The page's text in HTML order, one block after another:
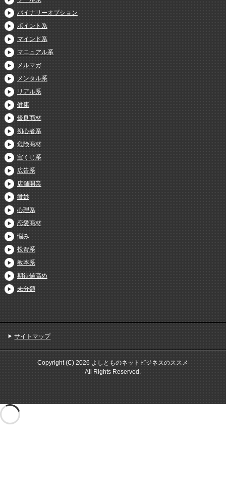
バイナリーオプション
ポイント系
マインド系
マニュアル系
メルマガ
メンタル系
リアル系
健康
優良商材
初心者系
危険商材
宝くじ系
広告系
店舗開業
微妙
心理系
恋愛商材
悩み
投資系
教本系
期待値高め
未分類
サイトマップ
Copyright (C) 2026 よしとものネットビジネスのススメ
All Rights Reserved.